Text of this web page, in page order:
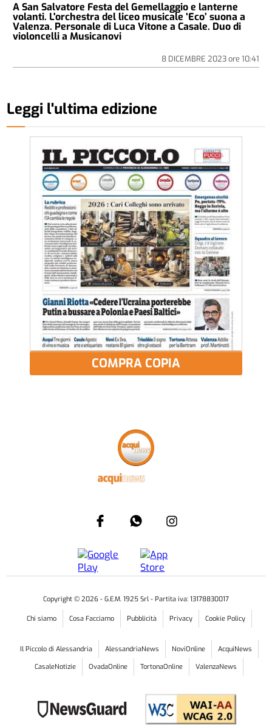
A San Salvatore Festa del Gemellaggio e lanterne
volanti. L'orchestra del liceo musicale ‘Eco’ suona a
Valenza. Personale di Luca Vitone a Casale. Duo di
violoncelli a Musicanovi
8 DICEMBRE 2023ore 10:41
Leggi l'ultima edizione
COMPRA COPIA
Copyright © 2026 - G.E.M. 1925 Srl - Partita iva: 13178830017
Chi siamo Cosa Facciamo Pubblicità Privacy Cookie Policy
Il Piccolo di Alessandria AlessandriaNews NoviOnline
AcquiNews
CasaleNotizie
OvadaOnline TortonaOnline ValenzaNews